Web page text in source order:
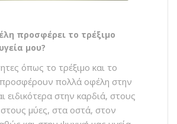
προσφέρει το τρέξιμο
μου?
όπως το τρέξιμο και το
πολλά οφέλη στην
ειδικότερα στην καρδιά, στους
μύες, στα οστά, στον